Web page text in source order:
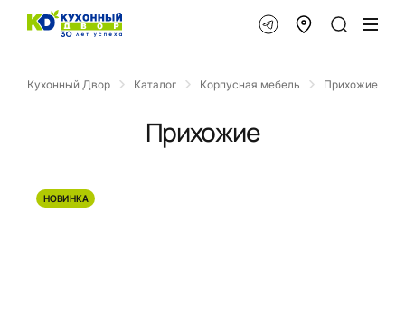
Кухонный Двор Каталог Корпусная мебель Прихожие
Прихожие
НОВИНКА